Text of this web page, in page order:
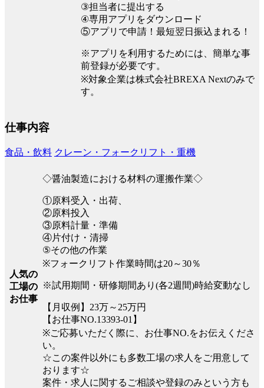
③担当者に提出する
④専用アプリをダウンロード
⑤アプリで申請！最短翌日振込まれる！
※アプリを利用するためには、簡単な事
前登録が必要です。
※対象企業は株式会社BREXA Nextのみで
す。
仕事内容
食品・飲料 クレーン・フォークリフト・重機
人気の
工場の
お仕事
◇醤油製造における材料の運搬作業◇
①原料受入・出荷、
②原料投入
③原料計量・準備
④片付け・清掃
⑤その他の作業
※フォークリフト作業時間は20～30％
※試用期間・研修期間あり(各2週間)時給変動なし
【月収例】23万～25万円
【お仕事NO.13393-01】
※ご応募いただく際に、お仕事NO.をお伝えくださ
い。
☆この案件以外にも多数工場の求人をご用意して
おります☆
案件・求人に関するご相談や登録のみという方も